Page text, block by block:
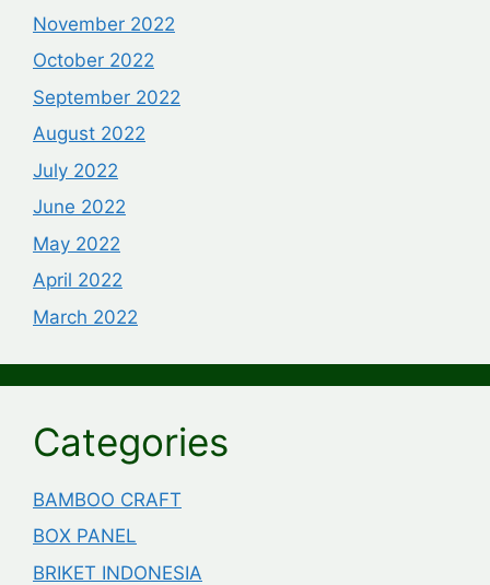
November 2022
October 2022
September 2022
August 2022
July 2022
June 2022
May 2022
April 2022
March 2022
Categories
BAMBOO CRAFT
BOX PANEL
BRIKET INDONESIA